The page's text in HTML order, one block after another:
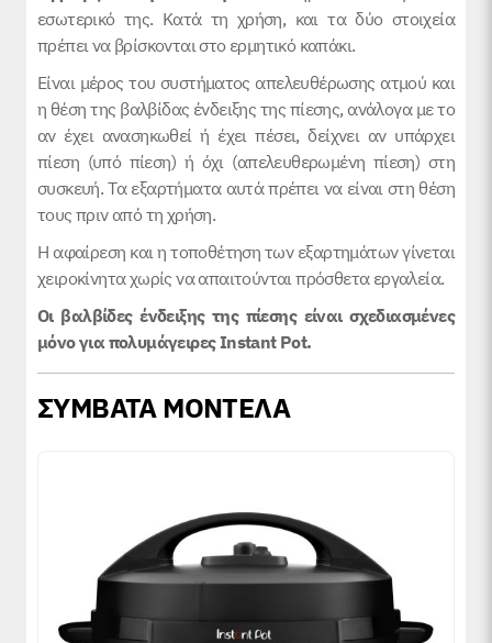
εσωτερικό της. Κατά τη χρήση, και τα δύο στοιχεία
πρέπει να βρίσκονται στο ερμητικό καπάκι.
Είναι μέρος του συστήματος απελευθέρωσης ατμού και
η θέση της βαλβίδας ένδειξης της πίεσης, ανάλογα με το
αν έχει ανασηκωθεί ή έχει πέσει, δείχνει αν υπάρχει
πίεση (υπό πίεση) ή όχι (απελευθερωμένη πίεση) στη
συσκευή. Τα εξαρτήματα αυτά πρέπει να είναι στη θέση
τους πριν από τη χρήση.
Η αφαίρεση και η τοποθέτηση των εξαρτημάτων γίνεται
χειροκίνητα χωρίς να απαιτούνται πρόσθετα εργαλεία.
Οι βαλβίδες ένδειξης της πίεσης είναι σχεδιασμένες
μόνο για πολυμάγειρες Instant Pot.
ΣΥΜΒΑΤΑ ΜΟΝΤΕΛΑ